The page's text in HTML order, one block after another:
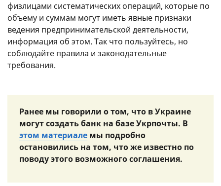
физлицами систематических операций, которые по
объему и суммам могут иметь явные признаки
ведения предпринимательской деятельности,
информация об этом. Так что пользуйтесь, но
соблюдайте правила и законодательные
требования.
Ранее мы говорили о том, что в Украине
могут создать банк на базе Укрпочты. В
этом материале мы подробно
остановились на том, что же известно по
поводу этого возможного соглашения.